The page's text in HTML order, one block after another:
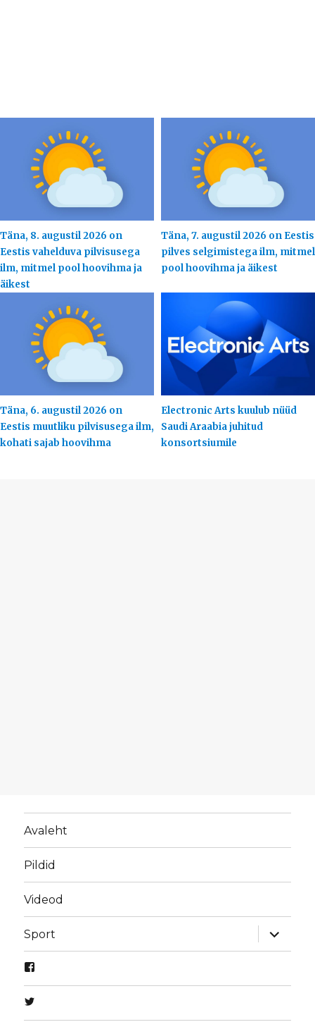
Täna, 8. augustil 2026 on
Eestis vahelduva pilvisusega
ilm, mitmel pool hoovihma ja
äikest
Täna, 7. augustil 2026 on Eestis
pilves selgimistega ilm, mitmel
pool hoovihma ja äikest
Täna, 6. augustil 2026 on
Eestis muutliku pilvisusega ilm,
kohati sajab hoovihma
Electronic Arts kuulub nüüd
Saudi Araabia juhitud
konsortsiumile
Avaleht
Pildid
Videod
Sport
laienda